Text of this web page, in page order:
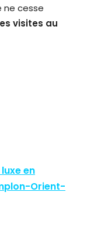
ne cesse
visites au
en
Orient-